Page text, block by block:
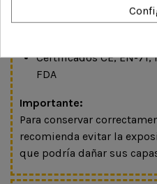
Material libre de BPA
Lentes resistentes a
Certificados CE, EN-71,
FDA
Importante:
Para conservar
recomienda evitar la
que podría dañar sus